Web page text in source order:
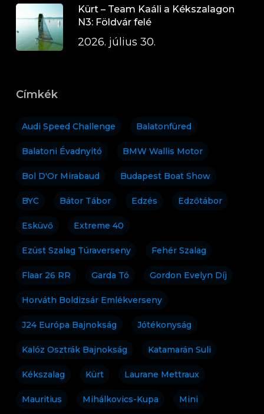
Kürt – Team Kaáli a Kékszalagon
N3: Földvár felé
2026. július 30.
Címkék
Audi Speed Challenge Balatonfüred
Balatoni Évadnyitó BMW Wallis Motor
Bol D'Or Mirabaud Budapest Boat Show
BYC Bátor Tábor Edzés Edzőtábor
Esküvő Extreme 40
Ezüst Szalag Túraverseny Fehér Szalag
Flaar 26 RR Garda Tó Gordon Evelyn Díj
Horváth Boldizsár Emlékverseny
J24 Európa Bajnokság Jótékonyság
Kalóz Osztrák Bajnokság Katamarán Suli
Kékszalag Kürt Laurane Mettraux
Mauritius Mihálkovics-Kupa Mini